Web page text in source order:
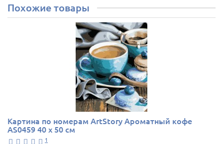
Похожие товары
Картина по номерам ArtStory Ароматный кофе
AS0459 40 х 50 см
1